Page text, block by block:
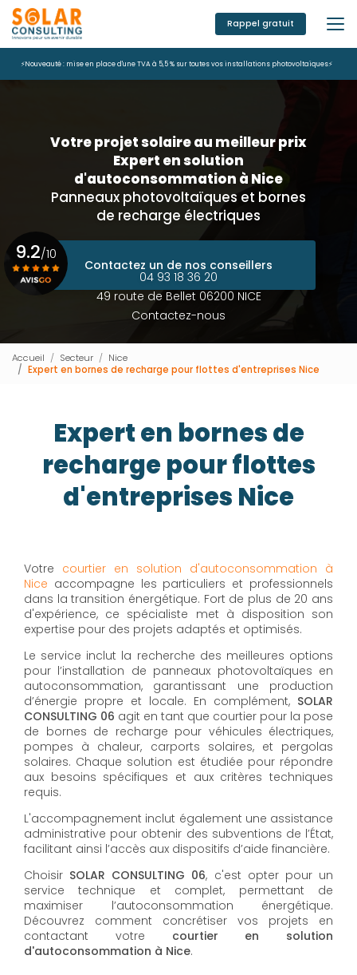
Aller
au
contenu
principal
⚡Nouveauté : mise en place d'une TVA à 5,5 % sur toutes vos installations photovoltaïques⚡
Rappel gratuit
Votre projet solaire au meilleur prix
Expert en solution
d'autoconsommation à Nice
Panneaux photovoltaïques et bornes
de recharge électriques
Contactez un de nos conseillers
04 93 18 36 20
49 route de Bellet 06200 NICE
Contactez-nous
9.2/10
Accueil Secteur
Nice
Expert en bornes de recharge pour flottes d'entreprises Nice
Expert en bornes de
recharge pour flottes
d'entreprises Nice
Votre courtier en solution d'autoconsommation à
Nice accompagne les particuliers et professionnels
dans la transition énergétique. Fort de plus de 20 ans
d'expérience, ce spécialiste met à disposition son
expertise pour des projets adaptés et optimisés.
Le service inclut la recherche des meilleures options
pour l’installation de panneaux photovoltaïques en
autoconsommation, garantissant une production
d’énergie propre et locale. En complément, SOLAR
CONSULTING 06 agit en tant que courtier pour la pose
de bornes de recharge pour véhicules électriques,
pompes à chaleur, carports solaires, et pergolas
solaires. Chaque solution est étudiée pour répondre
aux besoins spécifiques et aux critères techniques
requis.
L'accompagnement inclut également une assistance
administrative pour obtenir des subventions de l’État,
facilitant ainsi l’accès aux dispositifs d’aide financière.
Choisir SOLAR CONSULTING 06, c'est opter pour un
service technique et complet, permettant de
maximiser l’autoconsommation énergétique.
Découvrez comment concrétiser vos projets en
contactant votre courtier en solution
d'autoconsommation à Nice.